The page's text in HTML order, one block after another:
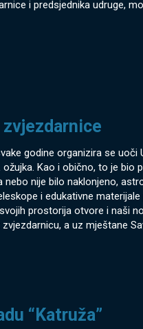
i predsjednika udruge,
godine organizira se uoči
Kao i obično, to je bio
nije bilo naklonjeno,
i edukativne
prostorija otvore i naši
a uz mještane
“Katruža”